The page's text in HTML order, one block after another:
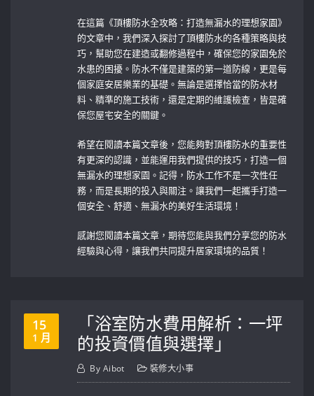
在這篇《頂樓防水全攻略：打造無漏水的理想家園》
的文章中，我們深入探討了頂樓防水的各種策略與技
巧，幫助您在建造或翻修過程中，確保您的家園免於
水患的困擾。防水不僅是建築的第一道防線，更是每
個家庭安居樂業的基礎。無論是選擇恰當的防水材
料、精準的施工技術，還是定期的維護檢查，皆是確
保您屋宅安全的關鍵。
希望在閱讀本篇文章後，您能夠對頂樓防水的重要性
有更深的認識，並能運用我們提供的技巧，打造一個
無漏水的理想家園。記得，防水工作不是一次性任
務，而是長期的投入與關注。讓我們一起攜手打造一
個安全、舒適、無漏水的美好生活環境！
感謝您閱讀本篇文章，期待您能與我們分享您的防水
經驗與心得，讓我們共同提升居家環境的品質！
15
1 月
「浴室防水費用解析：一坪
的投資價值與選擇」
By Aibot 裝修大小事